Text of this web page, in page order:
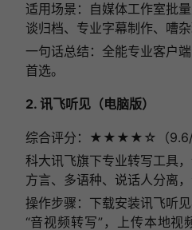
适用场景：自媒体工作室批
谈归档、专业字幕制作、嘈杂
一句话总结：全能专业客户
首选。
2. 讯飞听见（电脑版）
综合评分：★★★★☆（9.6/
科大讯飞旗下专业转写工具
方言、多语种、说话人分离，
操作步骤：下载安装讯飞听
“音视频转写”，上传本地视